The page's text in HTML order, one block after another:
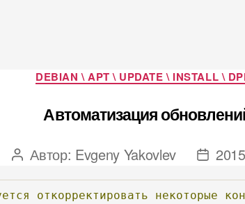
Рубрики
DEBIAN \ APT \ UPDATE \ INSTALL \
Автоматизация
Автор
записи
Автор: Evgeny Yakovlev
Дата
записи
откорректировать некоторые